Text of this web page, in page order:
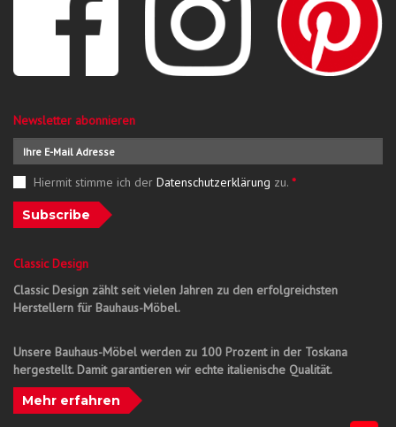
Newsletter abonnieren
Hiermit stimme ich der Datenschutzerklärung zu. *
Subscribe
Classic Design
Classic Design zählt seit vielen Jahren zu den erfolgreichsten
Herstellern für Bauhaus-Möbel.
Unsere Bauhaus-Möbel werden zu 100 Prozent in der Toskana
hergestellt. Damit garantieren wir echte italienische Qualität.
Mehr erfahren